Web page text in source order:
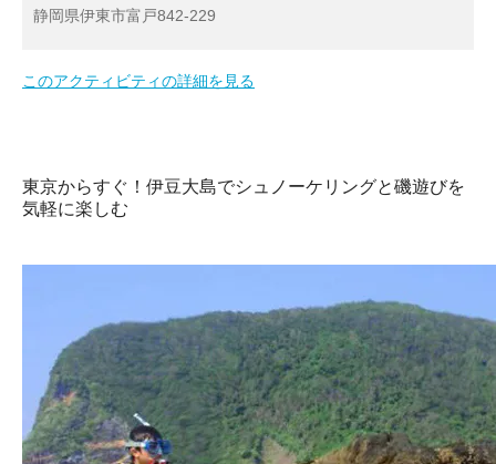
静岡県伊東市富戸842-229
このアクティビティの詳細を見る
東京からすぐ！伊豆大島でシュノーケリングと磯遊びを
気軽に楽しむ